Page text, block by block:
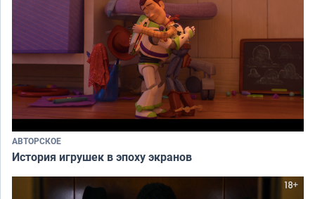
АВТОРСКОЕ
История игрушек в эпоху экранов